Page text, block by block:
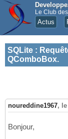
Le Club
Actus
SQLite :
QComboBox.
noureddine1967,
Bonjour,